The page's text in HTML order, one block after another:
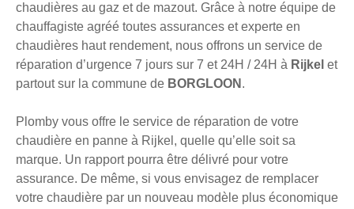
chaudières au gaz et de mazout. Grâce à notre équipe de
chauffagiste agréé toutes assurances et experte en
chaudières haut rendement, nous offrons un service de
réparation d’urgence 7 jours sur 7 et 24H / 24H à Rijkel et
partout sur la commune de BORGLOON .
Plomby vous offre le service de réparation de votre
chaudière en panne à Rijkel, quelle qu’elle soit sa
marque. Un rapport pourra être délivré pour votre
assurance. De même, si vous envisagez de remplacer
votre chaudière par un nouveau modèle plus économique